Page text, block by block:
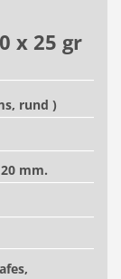
x 25 gr
rund )
mm.